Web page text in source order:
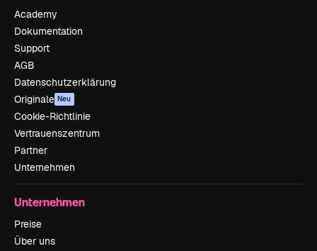
Academy
Dokumentation
Support
AGB
Datenschutzerklärung
Originale Neu
Cookie-Richtlinie
Vertrauenszentrum
Partner
Unternehmen
Unternehmen
Preise
Über uns